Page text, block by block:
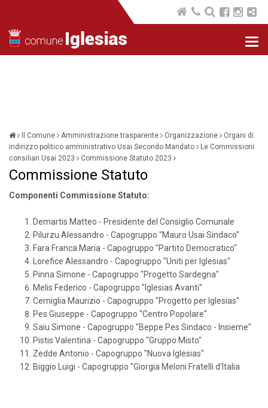
Il Comune Amministrazione trasparente Organizzazione
Organi di
indirizzo politico amministrativo Usai Secondo Mandato
Le Commissioni
consiliari Usai 2023
Commissione Statuto 2023
Commissione Statuto
Componenti Commissione Statuto:
Demartis Matteo - Presidente del Consiglio Comunale
Pilurzu Alessandro - Capogruppo "Mauro Usai Sindaco"
Fara Franca Maria - Capogruppo "Partito Democratico"
Lorefice Alessandro - Capogruppo "Uniti per Iglesias"
Pinna Simone - Capogruppo "Progetto Sardegna"
Melis Federico - Capogruppo "Iglesias Avanti"
Cerniglia Maurizio - Capogruppo "Progetto per Iglesias"
Pes Giuseppe - Capogruppo "Centro Popolare"
Saiu Simone - Capogruppo "Beppe Pes Sindaco - Insieme"
Pistis Valentina - Capogruppo "Gruppo Misto"
Zedde Antonio - Capogruppo "Nuova Iglesias"
Biggio Luigi - Capogruppo "Giorgia Meloni Fratelli d'Italia